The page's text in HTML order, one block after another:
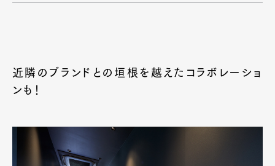
近隣のブランドとの垣根を越えたコラボレーショ
ンも！